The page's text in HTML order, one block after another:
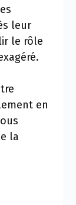
leur
le rôle
en
la